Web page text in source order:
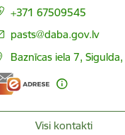
+371 67509545
E-pasts:
pasts@daba.gov.lv
Baznīcas iela 7,
Visi kontakti